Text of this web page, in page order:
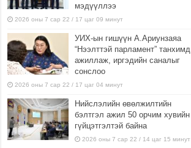
мэдүүллээ
2026 оны 7 сар 22 / 17 цаг 09 минут
УИХ-ын гишүүн А.Ариунзаяа
“Нээлттэй парламент” танхимд
ажиллаж, иргэдийн саналыг
сонслоо
2026 оны 7 сар 22 / 17 цаг 04 минут
Нийслэлийн өвөлжилтийн
бэлтгэл ажил 50 орчим хувийн
гүйцэтгэлтэй байна
2026 оны 7 сар 22 / 14 цаг 15 минут